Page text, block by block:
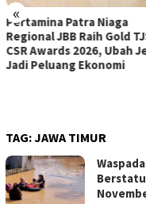
«
Pertamina Patra Niaga
Regional JBB Raih Gold
CSR Awards 2026, Ubah
Jadi Peluang Ekonomi
TAG:JAWA TIMUR